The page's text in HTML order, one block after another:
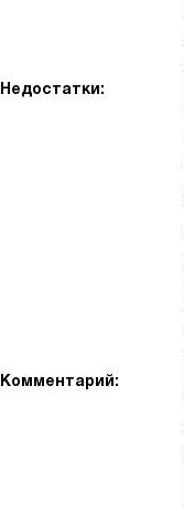
Недостатки:
Комментарий: